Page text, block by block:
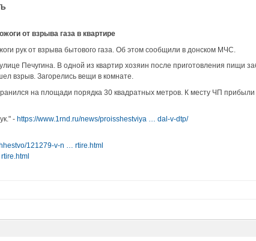
от взрыва газа в квартире
рук от взрыва бытового газа. Об этом сообщили в донском МЧС.
Печугина. В одной из квартир хозяин после приготовления пищи
взрыв. Загорелись вещи в комнате.
на площади порядка 30 квадратных метров. К месту ЧП
-https://www.1rnd.ru/news/proisshestviya … dal-v-dtp/
121279-v-n … rtire.html